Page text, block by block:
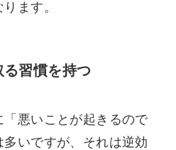
ます。
習慣を持つ
悪いことが起きるので
いですが、それは逆効